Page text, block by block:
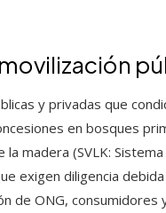
y privadas que
en bosques
madera (SVLK:
exigen diligencia
de ONG,